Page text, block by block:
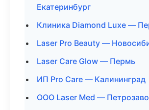
Екатеринбург
Клиника Diamond Luxe —
Laser Pro Beauty —
Laser Care Glow — Пермь
ИП Pro Care — Калининград
ООО Laser Med —